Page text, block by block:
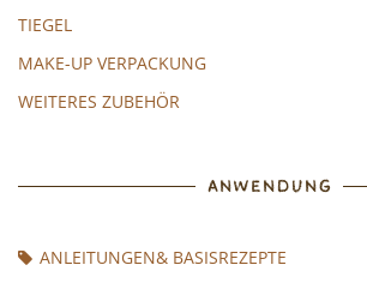
TIEGEL
MAKE-UP VERPACKUNG
WEITERES ZUBEHÖR
ANWENDUNG
ANLEITUNGEN& BASISREZEPTE